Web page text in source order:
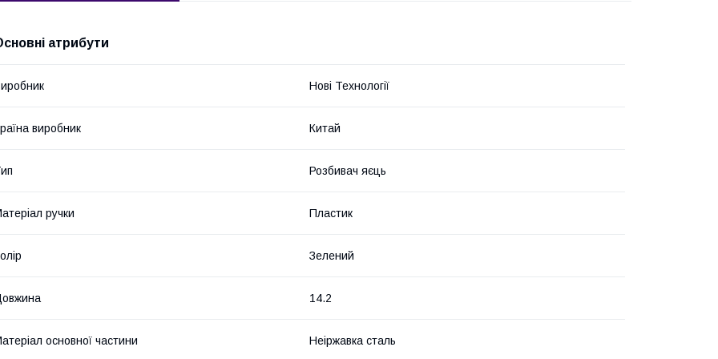
атрибути
Нові Технології
виробник Китай
Розбивач яєць
ручки Пластик
Зелений
14.2
основної частини Неіржавка сталь